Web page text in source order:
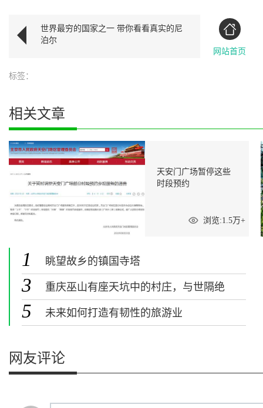
世界最穷的国家之一 带你看看真实的尼
泊尔
网站首页
标签：
相关文章
天安门广场暂停这些
时段预约
浏览:1.5万+
1 眺望故乡的镇国寺塔
3
重庆巫山有座天坑中的村庄，与世隔绝
堪称现实版桃花源
5 未来如何打造有韧性的旅游业
网友评论